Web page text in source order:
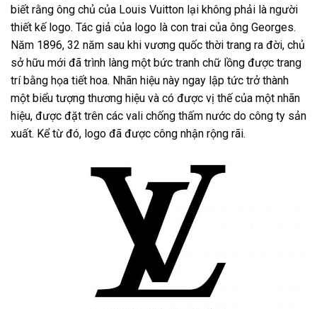
biết rằng ông chủ của Louis Vuitton lại không phải là người
thiết kế logo. Tác giả của logo là con trai của ông Georges.
Năm 1896, 32 năm sau khi vương quốc thời trang ra đời, chủ
sở hữu mới đã trình làng một bức tranh chữ lồng được trang
trí bằng họa tiết hoa. Nhãn hiệu này ngay lập tức trở thành
một biểu tượng thương hiệu và có được vị thế của một nhãn
hiệu, được đặt trên các vali chống thấm nước do công ty sản
xuất. Kể từ đó, logo đã được công nhận rộng rãi.